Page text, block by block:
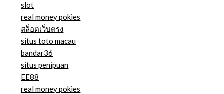
slot
real money pokies
สล็อตเว็บตรง
situs toto macau
bandar36
situs penipuan
EE88
real money pokies